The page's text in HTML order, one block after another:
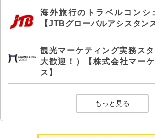
海外旅行のトラベルコンシ
【JTBグローバルアシスタン
観光マーケティング実務ス
大歓迎！）【株式会社マー
ス】
もっと見る